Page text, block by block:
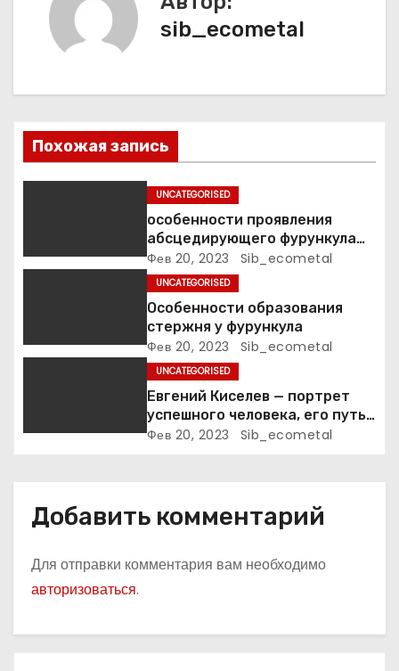
п
о
а
и
sib_ecometal
Похожая запись
UNCATEGORISED
особенности проявления
абсцедирующего фурункула
код по МКБ-10
Фев 20, 2023 Sib_ecometal
UNCATEGORISED
Особенности образования
стержня у фурункула
Фев 20, 2023 Sib_ecometal
UNCATEGORISED
Евгений Киселев — портрет
успешного человека, его путь
к славе и личное счастье
Фев 20, 2023 Sib_ecometal
Добавить комментарий
Для отправки комментария вам необходимо
авторизоваться.